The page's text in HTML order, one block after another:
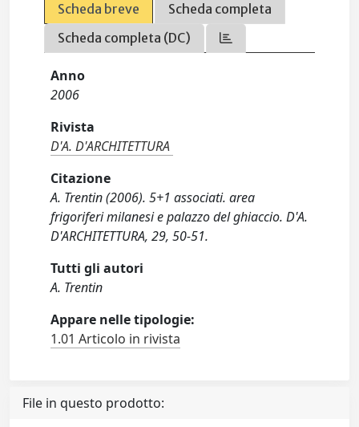
Scheda breve
Scheda completa
Scheda completa (DC)
Anno
2006
Rivista
D'A. D'ARCHITETTURA
Citazione
A. Trentin (2006). 5+1 associati. area
frigoriferi milanesi e palazzo del ghiaccio. D'A.
D'ARCHITETTURA, 29, 50-51.
Tutti gli autori
A. Trentin
Appare nelle tipologie:
1.01 Articolo in rivista
File in questo prodotto: